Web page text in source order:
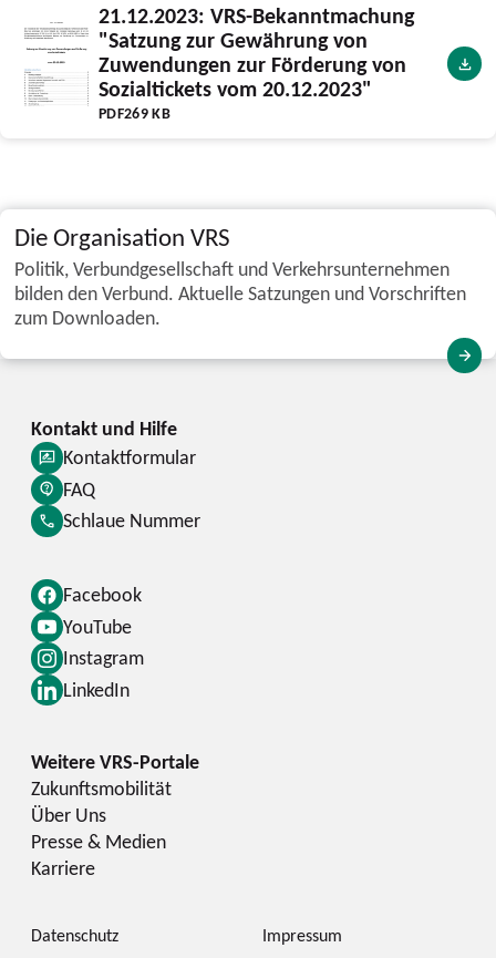
21.12.2023: VRS-Bekanntmachung
"Satzung zur Gewährung von
Zuwendungen zur Förderung von
Sozialtickets vom 20.12.2023"
PDF269 KB
Die Organisation VRS
Politik, Verbundgesellschaft und Verkehrsunternehmen
bilden den Verbund. Aktuelle Satzungen und Vorschriften
zum Downloaden.
Facebook
YouTube
Instagram
LinkedIn
Kontaktformular
FAQ
Schlaue Nummer
Zukunftsmobilität
Über Uns
Presse & Medien
Karriere
Datenschutz
Impressum